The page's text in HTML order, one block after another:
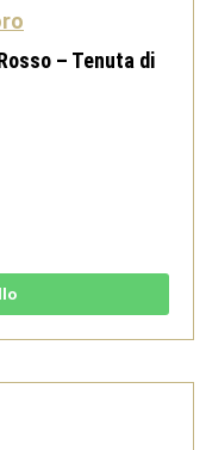
– Tenuta di